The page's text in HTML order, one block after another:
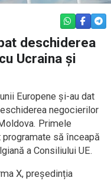
WHATSAPP
deschiderea
Ucraina și
Europene și-au dat
negocierilor
Primele
să înceapă
a Consiliului UE.
X, președinția